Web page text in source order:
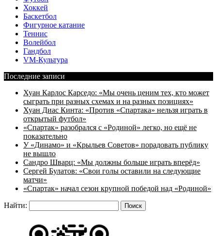
Хоккей
Баскетбол
Фигурное катание
Теннис
Волейбол
Гандбол
VM-Культура
Последние записи
Хуан Карлос Карседо: «Мы очень ценим тех, кто может
сыграть при разных схемах и на разных позициях»
Хуан Диас Кинта: «Против «Спартака» нельзя играть в
открытый футбол»
«Спартак» разобрался с «Родиной» легко, но ещё не
показательно
У «Динамо» и «Крыльев Советов» порадовать публику
не вышло
Сандро Шварц: «Мы должны больше играть вперёд»
Сергей Булатов: «Свои голы оставили на следующие
матчи»
«Спартак» начал сезон крупной победой над «Родиной»
Найти: